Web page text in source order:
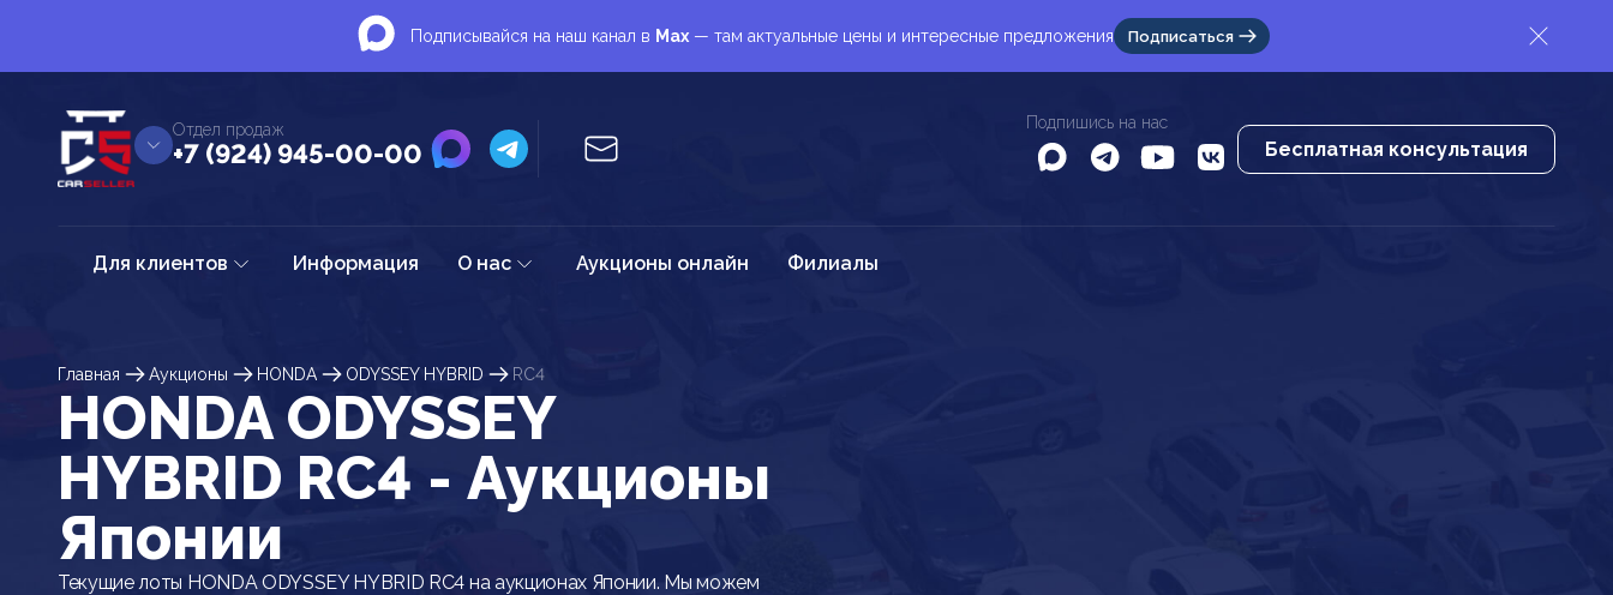
Подписывайся на наш канал в Max — там актуальные цены и интересные предложения Подписаться
Отдел продаж
+7 (924) 945-00-00
Подпишись на нас
Бесплатная консультация
Для клиентов Информация О нас Аукционы онлайн Филиалы
Главная Аукционы HONDA ODYSSEY HYBRID RC4
HONDA ODYSSEY
HYBRID RC4 - Аукционы
Японии
Текущие лоты HONDA ODYSSEY HYBRID RC4 на аукционах Японии. Мы можем